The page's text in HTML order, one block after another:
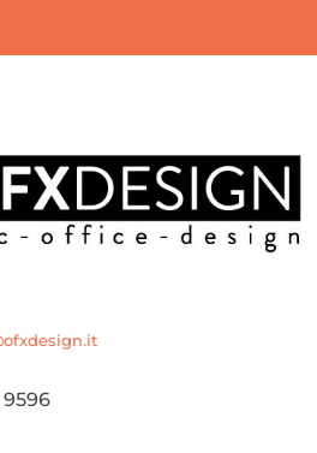
9596